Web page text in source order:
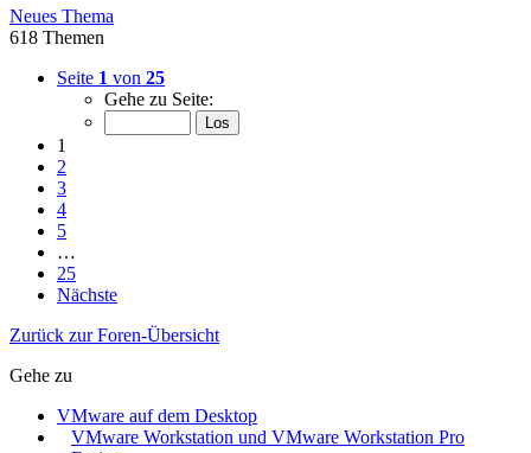
Neues Thema
618 Themen
Seite 1 von 25
Gehe zu Seite:
1
2
3
4
5
…
25
Nächste
Zurück zur Foren-Übersicht
Gehe zu
VMware auf dem Desktop
VMware Workstation und VMware Workstation Pro